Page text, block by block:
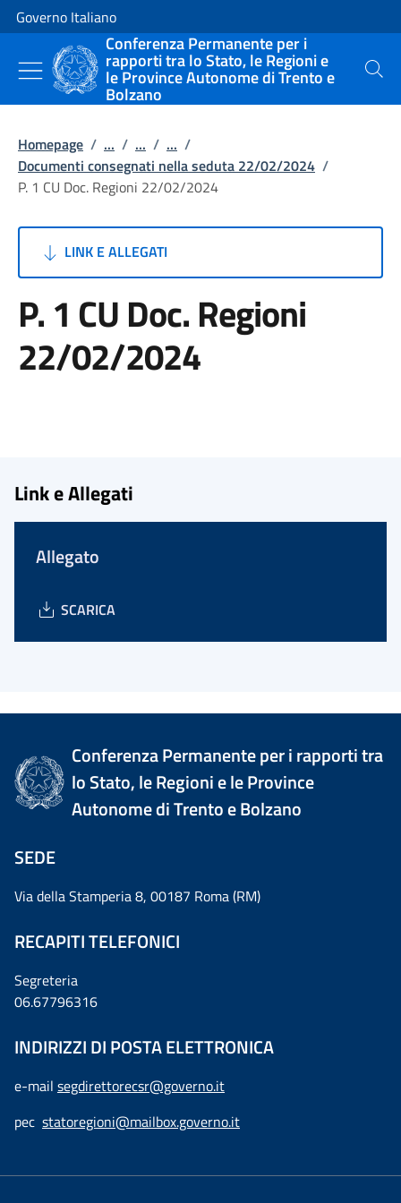
Vai al contenuto
Vai alla navigazione del sito
Governo Italiano
Conferenza Permanente per i
rapporti tra lo Stato, le Regioni e
le Province Autonome di Trento e
Bolzano
Cerca
Homepage / ... / ... / ... /
Documenti consegnati nella seduta 22/02/2024 /
P. 1 CU Doc. Regioni 22/02/2024
LINK E ALLEGATI
P. 1 CU Doc. Regioni
22/02/2024
Link e Allegati
Allegato
SCARICA
Conferenza Permanente per i rapporti tra
lo Stato, le Regioni e le Province
Autonome di Trento e Bolzano
SEDE
Via della Stamperia 8, 00187 Roma (RM)
RECAPITI TELEFONICI
Segreteria
06.67796316
INDIRIZZI DI POSTA ELETTRONICA
e-mail segdirettorecsr@governo.it
pec statoregioni@mailbox.governo.it